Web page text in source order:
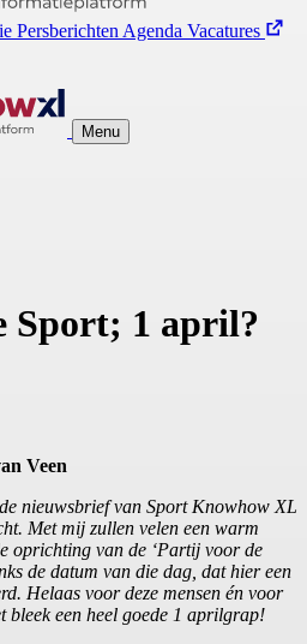
Persberichten Agenda Vacatures
Menu
Sport; 1 april?
Veen
nieuwsbrief van Sport Knowhow XL
Met mij zullen velen een warm
oprichting van de ‘Partij voor de
de datum van die dag, dat hier een
Helaas voor deze mensen én voor
bleek een heel goede 1 aprilgrap!